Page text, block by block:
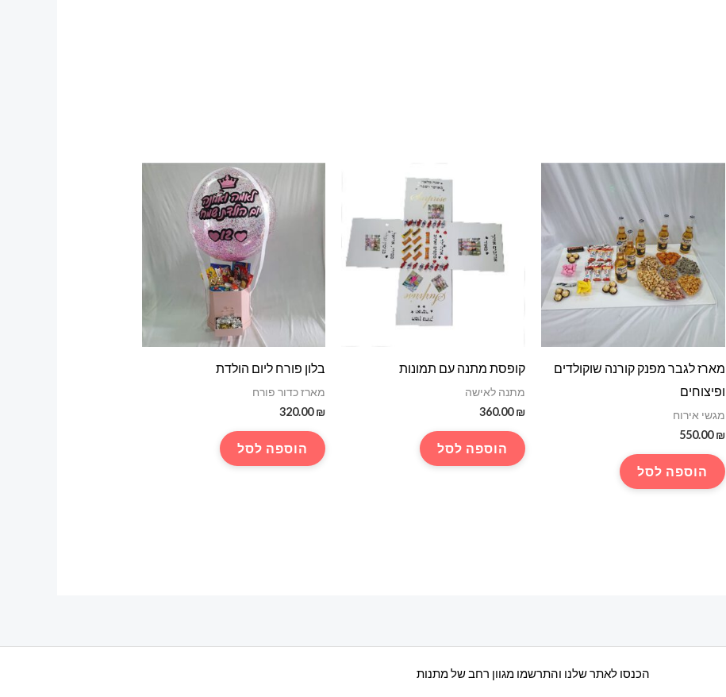
מארז לגבר מפנק קורנה שוקולדים
ופיצוחים
מגשי אירוח
550.00₪
הוספה לסל
קופסת מתנה עם תמונות
מתנה לאישה
360.00₪
הוספה לסל
בלון פורח ליום הולדת
מארז כדור פורח
320.00₪
הוספה לסל
הכנסו לאתר שלנו והתרשמו מגוון רחב של מתנות